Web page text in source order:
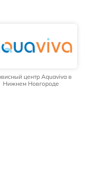
центр Aquaviva в
Нижнем Новгороде